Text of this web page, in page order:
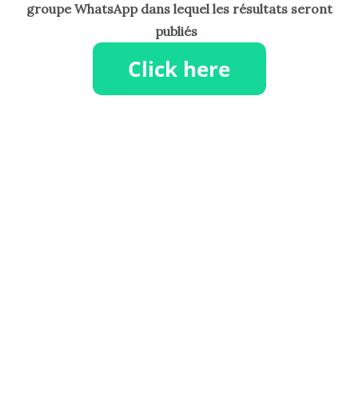
groupe WhatsApp dans lequel les résultats seront
publiés